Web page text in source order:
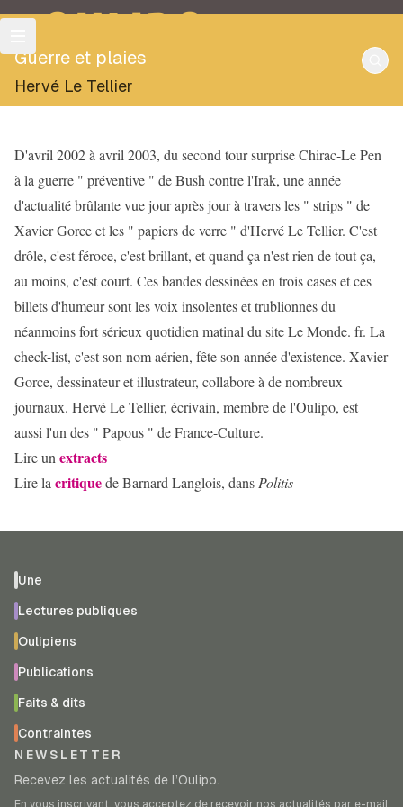
OULIPO
Guerre et plaies
Hervé Le Tellier
D'avril 2002 à avril 2003, du second tour surprise Chirac-Le Pen
à la guerre " préventive " de Bush contre l'Irak, une année
d'actualité brûlante vue jour après jour à travers les " strips " de
Xavier Gorce et les " papiers de verre " d'Hervé Le Tellier. C'est
drôle, c'est féroce, c'est brillant, et quand ça n'est rien de tout ça,
au moins, c'est court. Ces bandes dessinées en trois cases et ces
billets d'humeur sont les voix insolentes et trublionnes du
néanmoins fort sérieux quotidien matinal du site Le Monde. fr. La
check-list, c'est son nom aérien, fête son année d'existence. Xavier
Gorce, dessinateur et illustrateur, collabore à de nombreux
journaux. Hervé Le Tellier, écrivain, membre de l'Oulipo, est
aussi l'un des " Papous " de France-Culture.
Lire un extracts
Lire la critiquede Barnard Langlois, dans Politis
Une
Lectures publiques
Oulipiens
Publications
Faits & dits
Contraintes
NEWSLETTER
Recevez les actualités de l’Oulipo.
En vous inscrivant, vous acceptez de recevoir nos actualités par e-mail